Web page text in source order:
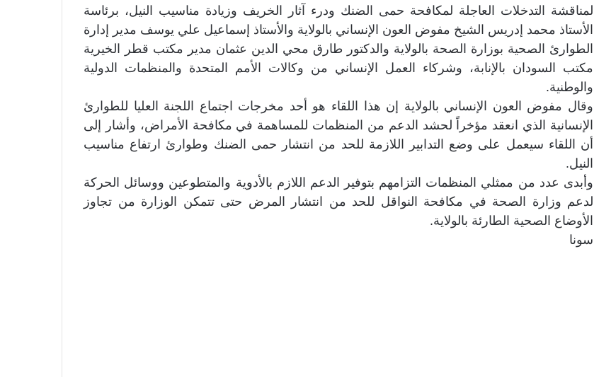
لمناقشة التدخلات العاجلة لمكافحة حمى الضنك ودرء آثار الخريف وزيادة مناسيب النيل، برئاسة
الأستاذ محمد إدريس الشيخ مفوض العون الإنساني بالولاية والأستاذ إسماعيل علي يوسف مدير إدارة
الطوارئ الصحية بوزارة الصحة بالولاية والدكتور طارق محي الدين عثمان مدير مكتب قطر الخيرية
مكتب السودان بالإنابة، وشركاء العمل الإنساني من وكالات الأمم المتحدة والمنظمات الدولية
والوطنية.
وقال مفوض العون الإنساني بالولاية إن هذا اللقاء هو أحد مخرجات اجتماع اللجنة العليا للطوارئ
الإنسانية الذي انعقد مؤخراً لحشد الدعم من المنظمات للمساهمة في مكافحة الأمراض، وأشار إلى
أن اللقاء سيعمل على وضع التدابير اللازمة للحد من انتشار حمى الضنك وطوارئ ارتفاع مناسيب
النيل.
وأبدى عدد من ممثلي المنظمات التزامهم بتوفير الدعم اللازم بالأدوية والمتطوعين ووسائل الحركة
لدعم وزارة الصحة في مكافحة النواقل للحد من انتشار المرض حتى تتمكن الوزارة من تجاوز
الأوضاع الصحية الطارئة بالولاية.
سونا